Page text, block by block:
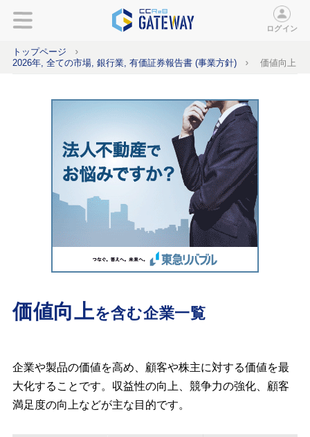
ログイン
トップページ
2026年, 全ての市場, 銀行業, 有価証券報告書 (事業方針)
価値向上
価値向上を含む企業一覧
企業や製品の価値を高め、顧客や株主に対する価値を最
大化することです。収益性の向上、競争力の強化、顧客
満足度の向上などが主な目的です。